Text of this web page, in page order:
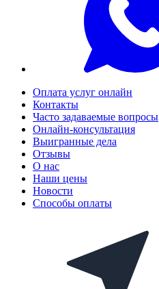
Оплата услуг онлайн
Контакты
Часто задаваемые вопросы
Онлайн-консультация
Выигранные дела
Отзывы
О нас
Наши цены
Новости
Способы оплаты